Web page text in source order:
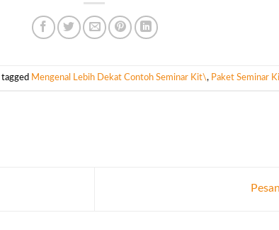
tagged Mengenal Lebih Dekat Contoh Seminar Kit\, Paket Seminar